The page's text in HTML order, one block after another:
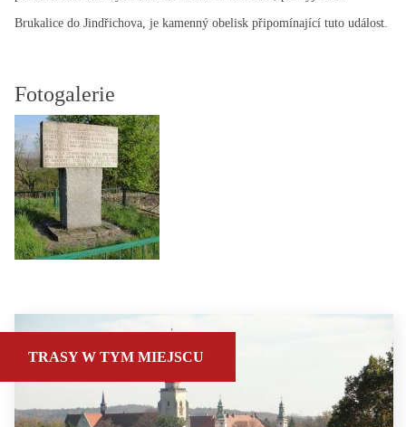
Brukalice do Jindřichova, je kamenný obelisk připomínající tuto událost.
Fotogalerie
TRASY W TYM MIEJSCU